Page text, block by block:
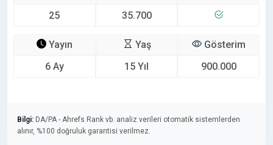
25
35.700
Yayın
6 Ay
Yaş
15 Yıl
Gösterim
900.000
Bilgi: DA/PA - Ahrefs Rank vb. analiz verileri otomatik sistemlerden
alınır, %100 doğruluk garantisi verilmez.